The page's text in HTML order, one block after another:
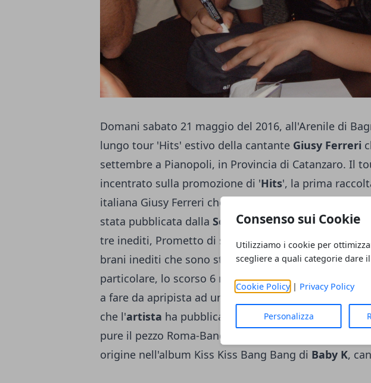
Consenso sui Cookie
Utilizziamo i cookie per
scegliere a quali categorie dare
Cookie Policy| Privacy Policy
Personalizza
Domani sabato 21 maggio del 2016, all'Arenile di
lungo tour 'Hits' estivo della cantante Giusy Ferreri
settembre a Pianopoli, in Provincia di Catanzaro. Il
incentrato sulla promozione di 'Hits', la prima
italiana Giusy Ferreri che è uscita lo scorso 4
stata pubblicata dalla Sony Music. L'albumHits di
tre inediti, Prometto di sbagliare, Come un'ora fa e
brani inediti che sono stati composti nel 2015 con il
particolare, lo scorso 6 novembre del 2015 è stato
a fare da apripista ad una raccolta che, in
che l'artista ha pubblicato nel periodo dal 2008 al
pure il pezzo Roma-Bangkok (Baby K feat.
origine nell'album Kiss Kiss Bang Bang di Baby K,